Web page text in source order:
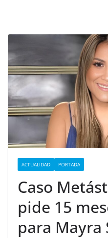
ACTUALIDAD PORTADA
Caso
pide 15
para Mayra